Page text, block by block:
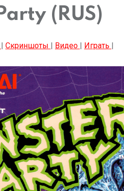
(RUS)
| Скриншоты | Видео | Играть |